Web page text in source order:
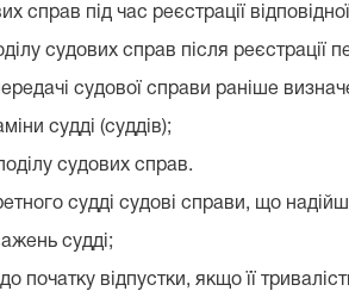
справ під час реєстрації
судових справ після реєстрації
судової справи раніше
судді (суддів);
судових справ.
судді судові справи, що
судді;
початку відпустки, якщо її